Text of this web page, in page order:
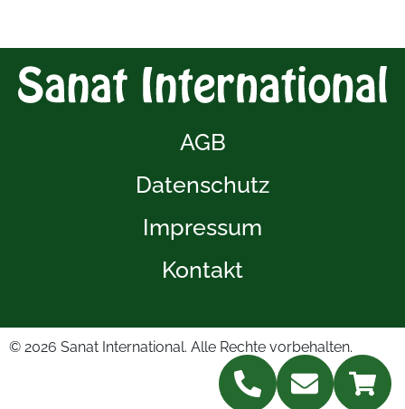
AGB
Datenschutz
Impressum
Kontakt
© 2026 Sanat International. Alle Rechte vorbehalten.